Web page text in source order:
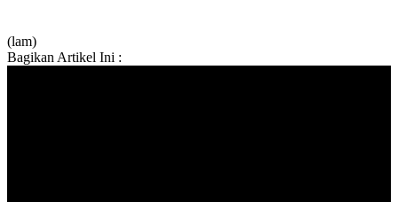
(lam)
Bagikan Artikel Ini :